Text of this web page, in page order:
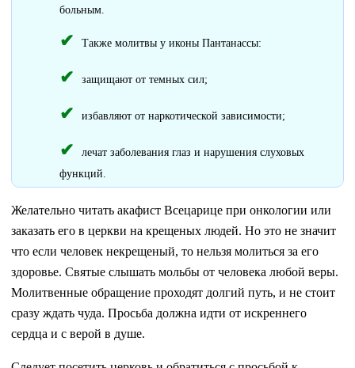
больным.
Также молитвы у иконы Пантанассы:
защищают от темных сил;
избавляют от наркотической зависимости;
лечат заболевания глаз и нарушения слуховых
функций.
Желательно читать акафист Всецарице при онкологии или
заказать его в церкви на крещеных людей. Но это не значит
что если человек некрещеный, то нельзя молиться за его
здоровье. Святые слышать мольбы от человека любой веры.
Молитвенные обращение проходят долгий путь, и не стоит
сразу ждать чуда. Просьба должна идти от искреннего
сердца и с верой в душе.